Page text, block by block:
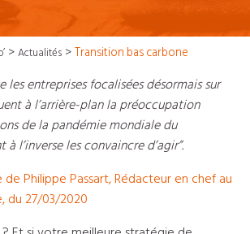
>Actualités >Transition bas carbone
les entreprises focalisées désormais sur
à l’arrière-plan la préoccupation
de la pandémie mondiale du
l’inverse les convaincre d’agir”.
Philippe Passart, Rédacteur en chef au
du 27/03/2020